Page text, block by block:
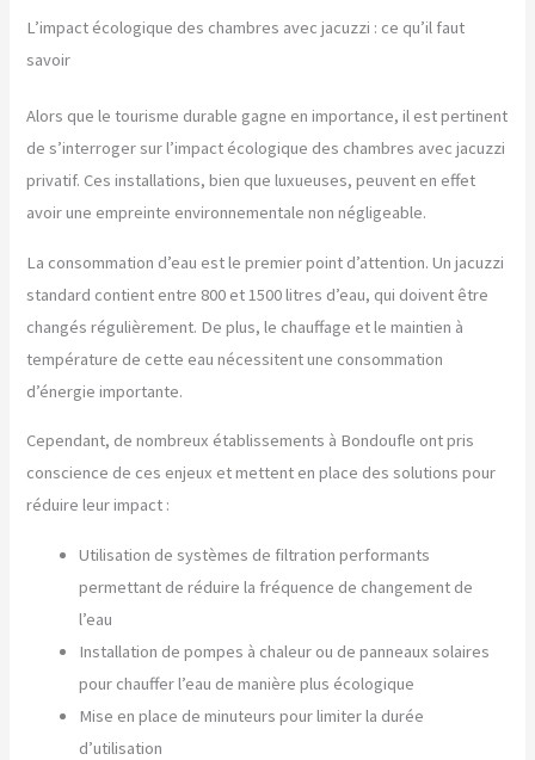
L’impact écologique des chambres avec jacuzzi : ce qu’il faut
savoir
Alors que le tourisme durable gagne en importance, il est pertinent
de s’interroger sur l’impact écologique des chambres avec jacuzzi
privatif. Ces installations, bien que luxueuses, peuvent en effet
avoir une empreinte environnementale non négligeable.
La consommation d’eau est le premier point d’attention. Un jacuzzi
standard contient entre 800 et 1500 litres d’eau, qui doivent être
changés régulièrement. De plus, le chauffage et le maintien à
température de cette eau nécessitent une consommation
d’énergie importante.
Cependant, de nombreux établissements à Bondoufle ont pris
conscience de ces enjeux et mettent en place des solutions pour
réduire leur impact :
Utilisation de systèmes de filtration performants
permettant de réduire la fréquence de changement de
l’eau
Installation de pompes à chaleur ou de panneaux solaires
pour chauffer l’eau de manière plus écologique
Mise en place de minuteurs pour limiter la durée
d’utilisation